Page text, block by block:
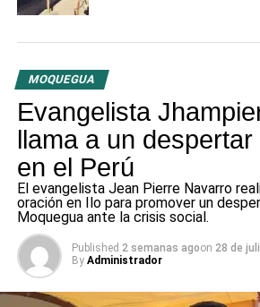
Buenaventura suspende
menos de una semana
MOQUEGUA
Evangelista
llama a un
en el Perú
El evangelista Jean Pierre Navarro
oración en Ilo para promover un
Moquegua ante la crisis social.
Published 2 semanas agoon 28 de
By Administrador